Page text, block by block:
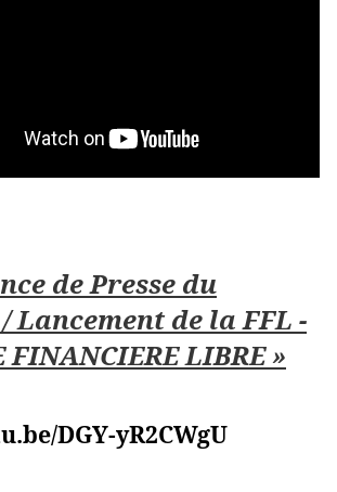
de Presse du
/ Lancement de la FFL -
FINANCIERE LIBRE »
DGY-yR2CWgU